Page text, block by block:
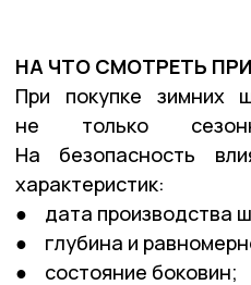
НА ЧТО СМОТРЕТЬ
При покупке зимних
не только
На безопасность
характеристик:
● дата производства
● глубина и
● состояние боковин;